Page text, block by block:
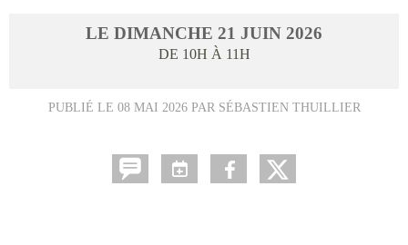
LE DIMANCHE 21 JUIN 2026
DE 10H À 11H
PUBLIÉ LE 08 MAI 2026PAR SÉBASTIEN THUILLIER